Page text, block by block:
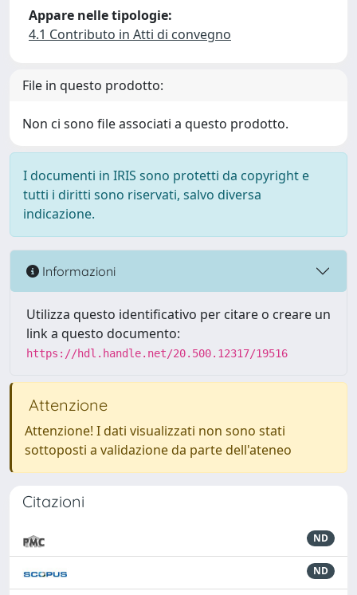
Appare nelle tipologie:
4.1 Contributo in Atti di convegno
File in questo prodotto:
Non ci sono file associati a questo prodotto.
I documenti in IRIS sono protetti da copyright e
tutti i diritti sono riservati, salvo diversa
indicazione.
Informazioni
Utilizza questo identificativo per citare o creare un
link a questo documento:
https://hdl.handle.net/20.500.12317/19516
Attenzione
Attenzione! I dati visualizzati non sono stati
sottoposti a validazione da parte dell'ateneo
Citazioni
ND
ND